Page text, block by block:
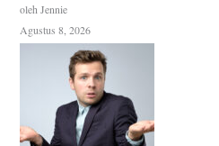
oleh Jennie
Agustus 8, 2026